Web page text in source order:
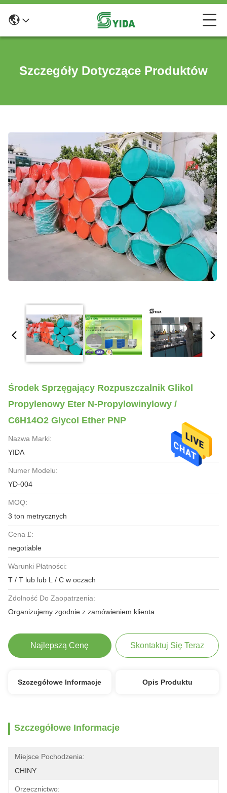
Szczegóły Dotyczące Produktów
Środek Sprzęgający Rozpuszczalnik Glikol
Propylenowy Eter N-Propylowinylowy /
C6H14O2 Glycol Ether PNP
Nazwa Marki:
YIDA
Numer Modelu:
YD-004
MOQ:
3 ton metrycznych
Cena £:
negotiable
Warunki Płatności:
T / T lub lub L / C w oczach
Zdolność Do Zaopatrzenia:
Organizujemy zgodnie z zamówieniem klienta
Najlepszą Cenę Skontaktuj Się Teraz
Szczegółowe Informacje Opis Produktu
Szczegółowe Informacje
Miejsce Pochodzenia:
CHINY
Orzecznictwo: